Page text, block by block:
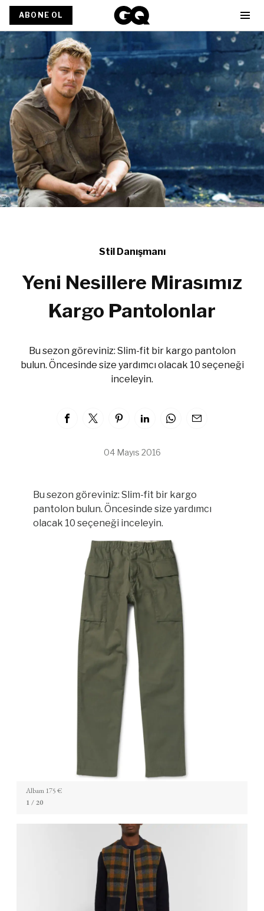
ABONE OL
Stil Danışmanı
Yeni Nesillere Mirasımız
Kargo Pantolonlar
Bu sezon göreviniz: Slim-fit bir kargo pantolon
bulun. Öncesinde size yardımcı olacak 10 seçeneği
inceleyin.
04 Mayıs 2016
Bu sezon göreviniz: Slim-fit bir kargo
pantolon bulun. Öncesinde size yardımcı
olacak 10 seçeneği inceleyin.
Albam 175 €
1 / 20